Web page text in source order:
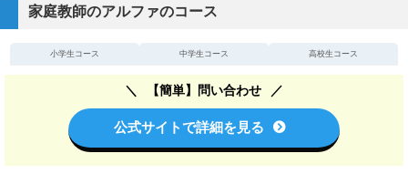
家庭教師のアルファのコース
小学生コース 中学生コース 高校生コース
【簡単】問い合わせ
公式サイトで詳細を見る